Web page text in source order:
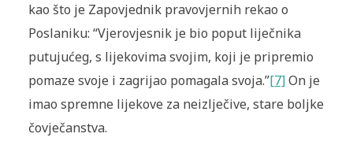
kao što je Zapovjednik pravovjernih rekao o
Poslaniku: “Vjerovjesnik je bio poput liječnika
putujućeg, s lijekovima svojim, koji je pripremio
pomaze svoje i zagrijao pomagala svoja.”[7]On je
imao spremne lijekove za neizlječive, stare boljke
čovječanstva.